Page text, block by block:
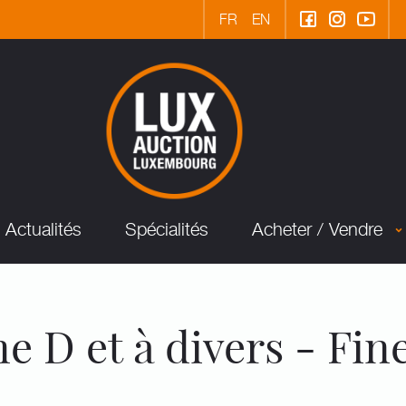
FR EN
Actualités Spécialités Acheter / Vendre
D et à divers -